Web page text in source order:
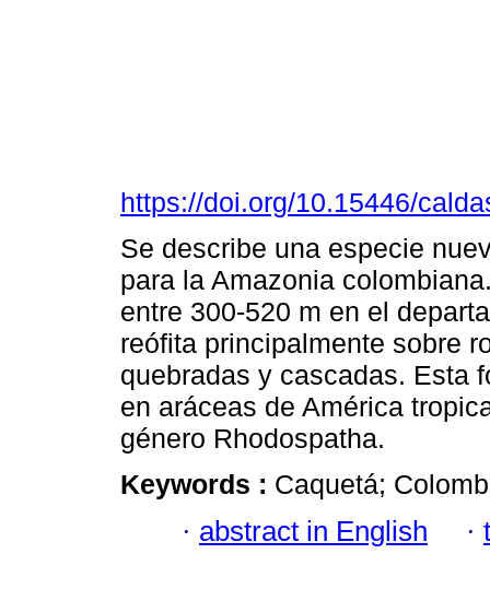
https://doi.org/10.15446/
Se describe una especie
para la Amazonia
entre 300-520 m en el
reófita principalmente sobre
quebradas y cascadas. Esta
en aráceas de América
género Rhodospatha.
Keywords : Caquetá;
· abstract in English ·